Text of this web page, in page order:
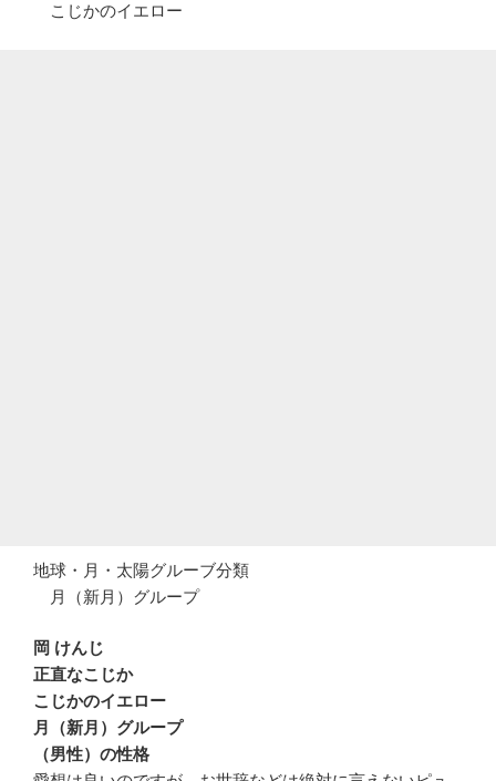
こじかのイエロー
地球・月・太陽グルーブ分類
月（新月）グループ
岡 けんじ
正直なこじか
こじかのイエロー
月（新月）グループ
（男性）の性格